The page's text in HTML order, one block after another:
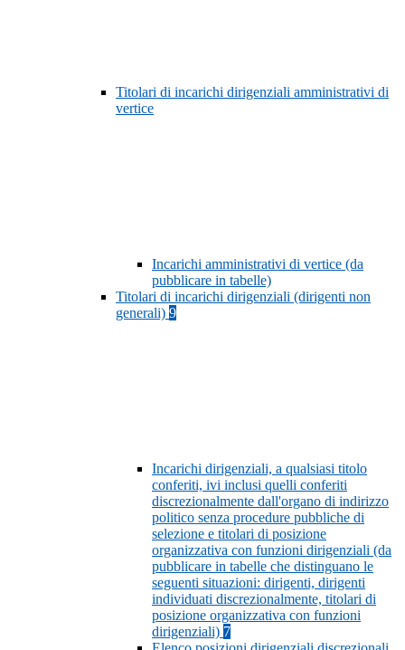
Titolari di incarichi dirigenziali amministrativi di
vertice
Incarichi amministrativi di vertice (da
pubblicare in tabelle)
Titolari di incarichi dirigenziali (dirigenti non
generali) 9
Incarichi dirigenziali, a qualsiasi titolo
conferiti, ivi inclusi quelli conferiti
discrezionalmente dall'organo di indirizzo
politico senza procedure pubbliche di
selezione e titolari di posizione
organizzativa con funzioni dirigenziali (da
pubblicare in tabelle che distinguano le
seguenti situazioni: dirigenti, dirigenti
individuati discrezionalmente, titolari di
posizione organizzativa con funzioni
dirigenziali) 7